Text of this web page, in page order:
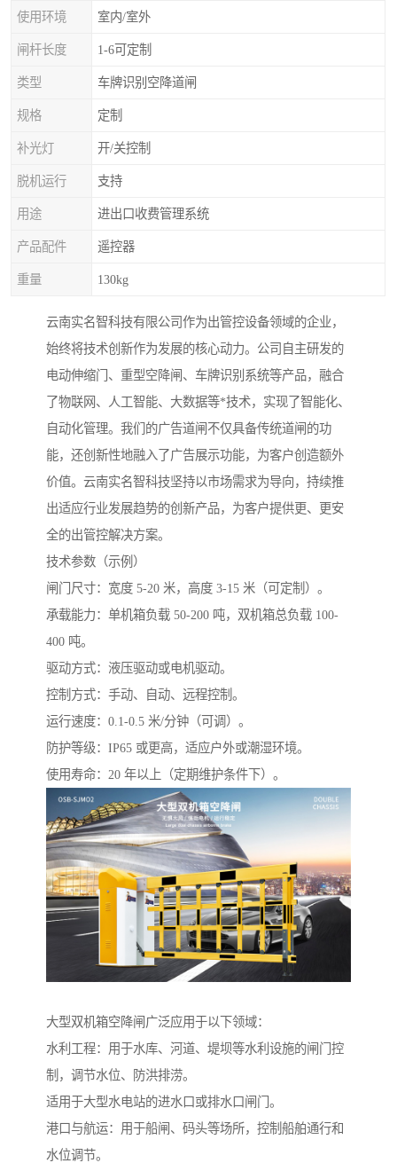
使用环境 室内/室外
闸杆长度 1-6可定制
类型 车牌识别空降道闸
规格 定制
补光灯 开/关控制
脱机运行 支持
用途 进出口收费管理系统
产品配件 遥控器
重量 130kg
云南实名智科技有限公司作为出管控设备领域的企业，
始终将技术创新作为发展的核心动力。公司自主研发的
电动伸缩门、重型空降闸、车牌识别系统等产品，融合
了物联网、人工智能、大数据等*技术，实现了智能化、
自动化管理。我们的广告道闸不仅具备传统道闸的功
能，还创新性地融入了广告展示功能，为客户创造额外
价值。云南实名智科技坚持以市场需求为导向，持续推
出适应行业发展趋势的创新产品，为客户提供更、更安
全的出管控解决方案。
技术参数（示例）
闸门尺寸：宽度 5-20 米，高度 3-15 米（可定制）。
承载能力：单机箱负载 50-200 吨，双机箱总负载 100-
400 吨。
驱动方式：液压驱动或电机驱动。
控制方式：手动、自动、远程控制。
运行速度：0.1-0.5 米/分钟（可调）。
防护等级：IP65 或更高，适应户外或潮湿环境。
使用寿命：20 年以上（定期维护条件下）。
大型双机箱空降闸广泛应用于以下领域：
水利工程：用于水库、河道、堤坝等水利设施的闸门控
制，调节水位、防洪排涝。
适用于大型水电站的进水口或排水口闸门。
港口与航运：用于船闸、码头等场所，控制船舶通行和
水位调节。